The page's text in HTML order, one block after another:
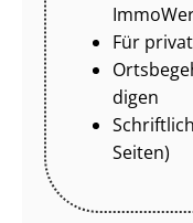
Für
di­gen
Seiten)